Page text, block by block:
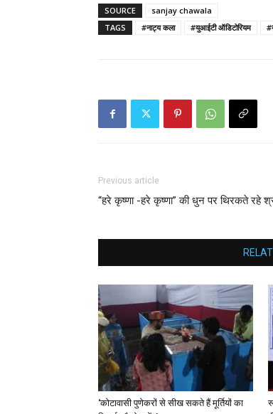
SOURCE
sanjay chawala
TAGS
#नाट्य कला #युआईटी ऑडिटोरियम
Previous article
“हरे कृष्णा -हरे कृष्णा” की धुन पर थिरकते रहे
‘कोटावासी पुणेकरों से सीख सकते हैं मूर्तियों का